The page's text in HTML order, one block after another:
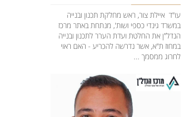
עו"ד איילת צור, ראש מחלקת תכנון ובנייה
במשרד גינדי כספי ושות', מנתחת באתר מרכז
הנדל"ן את החלטת ועדת הערר לתכנון ובנייה
במחוז ת"א, אשר נדרשה להכריע - האם ראוי
לחרוג ממסמך ...